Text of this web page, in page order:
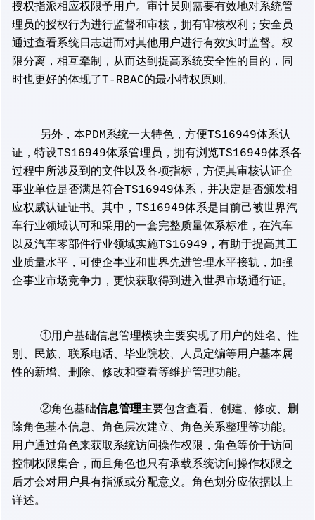
授权指派相应权限予用户。审计员则需要有效地对系统管
理员的授权行为进行监督和审核，拥有审核权利；安全员
通过查看系统日志进而对其他用户进行有效实时监督。权
限分离，相互牵制，从而达到提高系统安全性的目的，同
时也更好的体现了T-RBAC的最小特权原则。
另外，本PDM系统一大特色，方便TS16949体系认
证，特设TS16949体系管理员，拥有浏览TS16949体系各
过程中所涉及到的文件以及各项指标，方便其审核认证企
事业单位是否满足符合TS16949体系，并决定是否颁发相
应权威认证证书。其中，TS16949体系是目前己被世界汽
车行业领域认可和采用的一套完整质量体系标准，在汽车
以及汽车零部件行业领域实施TS16949，有助于提高其工
业质量水平，可使企事业和世界先进管理水平接轨，加强
企事业市场竞争力，更快获取得到进入世界市场通行证。
①用户基础信息管理模块主要实现了用户的姓名、性
别、民族、联系电话、毕业院校、人员定编等用户基本属
性的新增、删除、修改和查看等维护管理功能。
②角色基础信息管理主要包含查看、创建、修改、删
除角色基本信息、角色层次建立、角色关系整理等功能。
用户通过角色来获取系统访问操作权限，角色等价于访问
控制权限集合，而且角色也只有承载系统访问操作权限之
后才会对用户具有指派或分配意义。角色划分应依据以上
详述。